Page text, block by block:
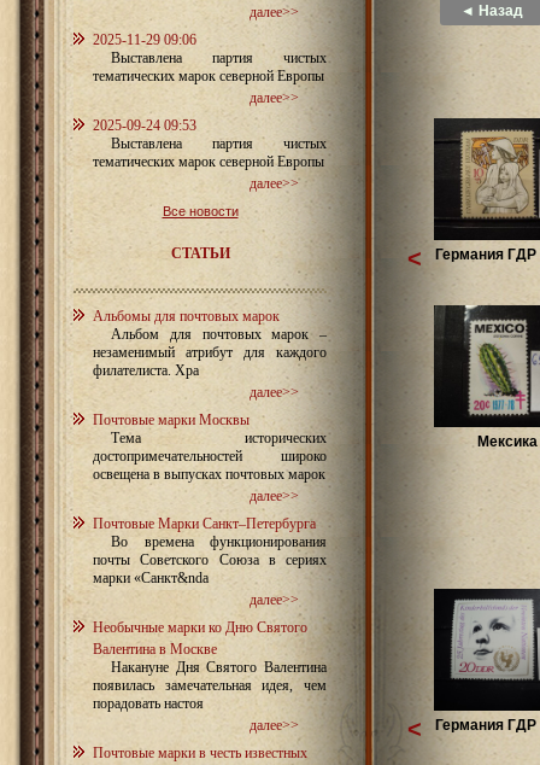
далее>>
2025-11-29 09:06
Выставлена партия чистых
тематических марок северной Европы
далее>>
2025-09-24 09:53
Выставлена партия чистых
тематических марок северной Европы
далее>>
Все новости
СТАТЬИ
Альбомы для почтовых марок
Альбом для почтовых марок –
незаменимый атрибут для каждого
филателиста. Хра
далее>>
Почтовые марки Москвы
Тема исторических
достопримечательностей широко
освещена в выпусках почтовых марок
далее>>
Почтовые Марки Санкт–Петербурга
Во времена функционирования
почты Советского Союза в сериях
марки «Санкт&nda
далее>>
Необычные марки ко Дню Святого
Валентина в Москве
Накануне Дня Святого Валентина
появилась замечательная идея, чем
порадовать настоя
далее>>
Почтовые марки в честь известных
◄ Назад
Германия ГДР
<
Германия ГДР
<